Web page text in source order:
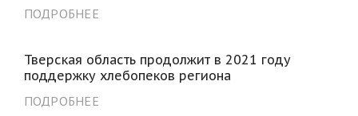
ПОДРОБНЕЕ
Тверская область продолжит в 2021 году
поддержку хлебопеков региона
ПОДРОБНЕЕ